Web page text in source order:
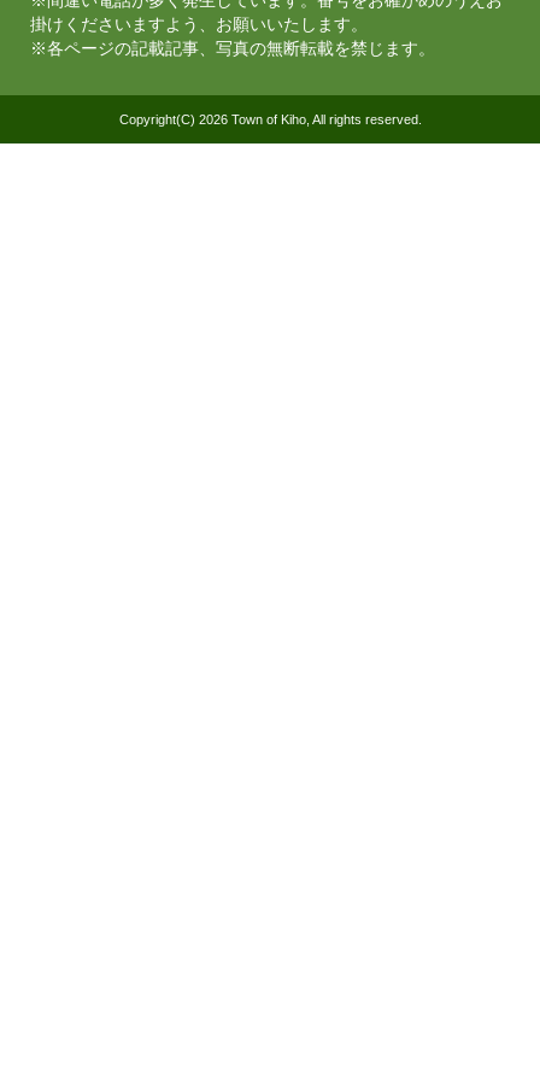
掛けくださいますよう、お願いいたします。
※各ページの記載記事、写真の無断転載を禁じます。
Copyright(C) 2026 Town of Kiho, All rights reserved.